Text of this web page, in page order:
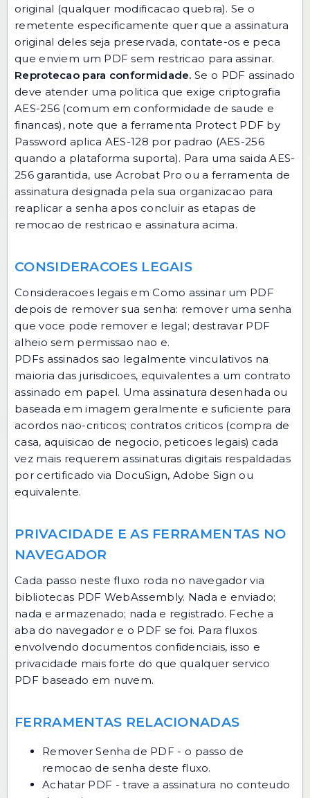
original (qualquer modificacao quebra). Se o
remetente especificamente quer que a assinatura
original deles seja preservada, contate-os e peca
que enviem um PDF sem restricao para assinar.
Reprotecao para conformidade. Se o PDF assinado
deve atender uma politica que exige criptografia
AES-256 (comum em conformidade de saude e
financas), note que a ferramenta Protect PDF by
Password aplica AES-128 por padrao (AES-256
quando a plataforma suporta). Para uma saida AES-
256 garantida, use Acrobat Pro ou a ferramenta de
assinatura designada pela sua organizacao para
reaplicar a senha apos concluir as etapas de
remocao de restricao e assinatura acima.
CONSIDERACOES LEGAIS
Consideracoes legais em Como assinar um PDF
depois de remover sua senha: remover uma senha
que voce pode remover e legal; destravar PDF
alheio sem permissao nao e.
PDFs assinados sao legalmente vinculativos na
maioria das jurisdicoes, equivalentes a um contrato
assinado em papel. Uma assinatura desenhada ou
baseada em imagem geralmente e suficiente para
acordos nao-criticos; contratos criticos (compra de
casa, aquisicao de negocio, peticoes legais) cada
vez mais requerem assinaturas digitais respaldadas
por certificado via DocuSign, Adobe Sign ou
equivalente.
PRIVACIDADE E AS FERRAMENTAS NO
NAVEGADOR
Cada passo neste fluxo roda no navegador via
bibliotecas PDF WebAssembly. Nada e enviado;
nada e armazenado; nada e registrado. Feche a
aba do navegador e o PDF se foi. Para fluxos
envolvendo documentos confidenciais, isso e
privacidade mais forte do que qualquer servico
PDF baseado em nuvem.
FERRAMENTAS RELACIONADAS
Remover Senha de PDF - o passo de
remocao de senha deste fluxo.
Achatar PDF - trave a assinatura no conteudo